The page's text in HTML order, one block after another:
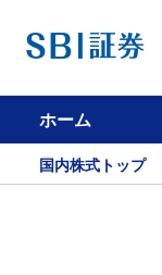
ホーム
国内株式トップ